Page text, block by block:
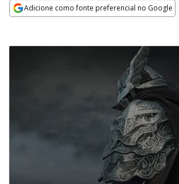
Adicione como fonte preferencial no Google